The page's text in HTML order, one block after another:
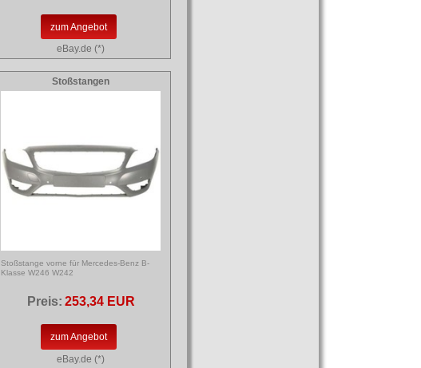
zum Angebot
eBay.de (*)
Stoßstangen
Stoßstange vorne für Mercedes-Benz B-
Klasse W246 W242
Preis: 253,34 EUR
zum Angebot
eBay.de (*)